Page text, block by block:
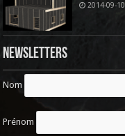
2014-09-10
Newsletters
Nom
Prénom